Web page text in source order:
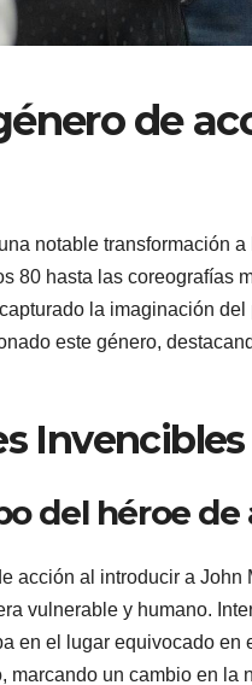
de
notable transformación
80 hasta las coreografías
la imaginación
este género,
Invencibles
del héroe de
acción al introducir a John
vulnerable y humano.
en el lugar equivocado
marcando un cambio en la